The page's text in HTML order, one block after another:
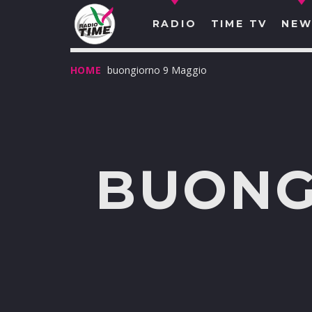
RADIO TIME TV
HOME buongiorno 9 Maggio